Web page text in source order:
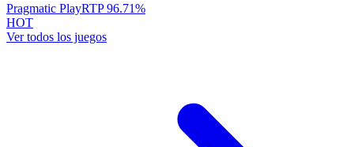
Pragmatic PlayRTP96.71%
HOT
Ver todos los juegos